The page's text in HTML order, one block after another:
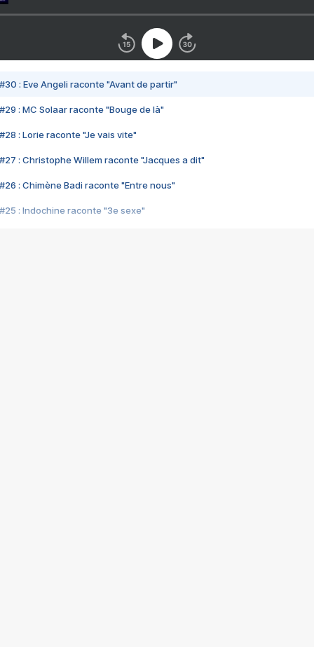
#30 : Eve Angeli raconte "Avant de partir"
#29 : MC Solaar raconte "Bouge de là"
#28 : Lorie raconte "Je vais vite"
#27 : Christophe Willem raconte "Jacques a dit"
#26 : Chimène Badi raconte "Entre nous"
#25 : Indochine raconte "3e sexe"